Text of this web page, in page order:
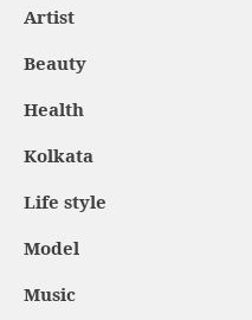
Artist
Beauty
Health
Kolkata
Life style
Model
Music